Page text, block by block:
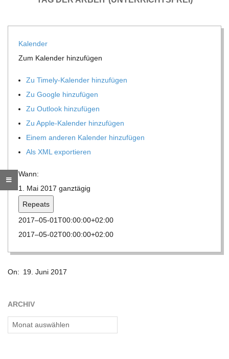
N
O
R
E
G
O
L
D
C
Kalen­der
Zum Kalen­der hinzufügen
Zu Timely-Kalen­der hinzufügen
Zu Google hinzufügen
Zu Out­look hinzufügen
Zu Apple-Kalen­der hinzufügen
Einem ande­ren Kalen­der hinzufügen
Als XML exportieren
Wann:
1. Mai 2017 ganz­tä­gig
Repeats
2017–05-01T00:00:00+02:00
2017–05-02T00:00:00+02:00
06-
On: 19. Juni 2017
ARCHIV
Archiv